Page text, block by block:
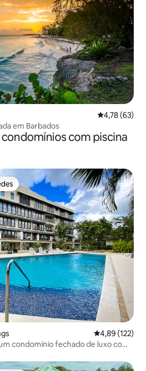
4,78 de uma
4,78 (63)
em Barbados
com piscina
4,89 de uma
4,89 (122)
condomínio fechado de luxo com